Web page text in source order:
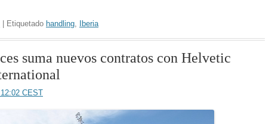
| Etiquetado handling Iberia
suma nuevos contratos con Helvetic
CEST